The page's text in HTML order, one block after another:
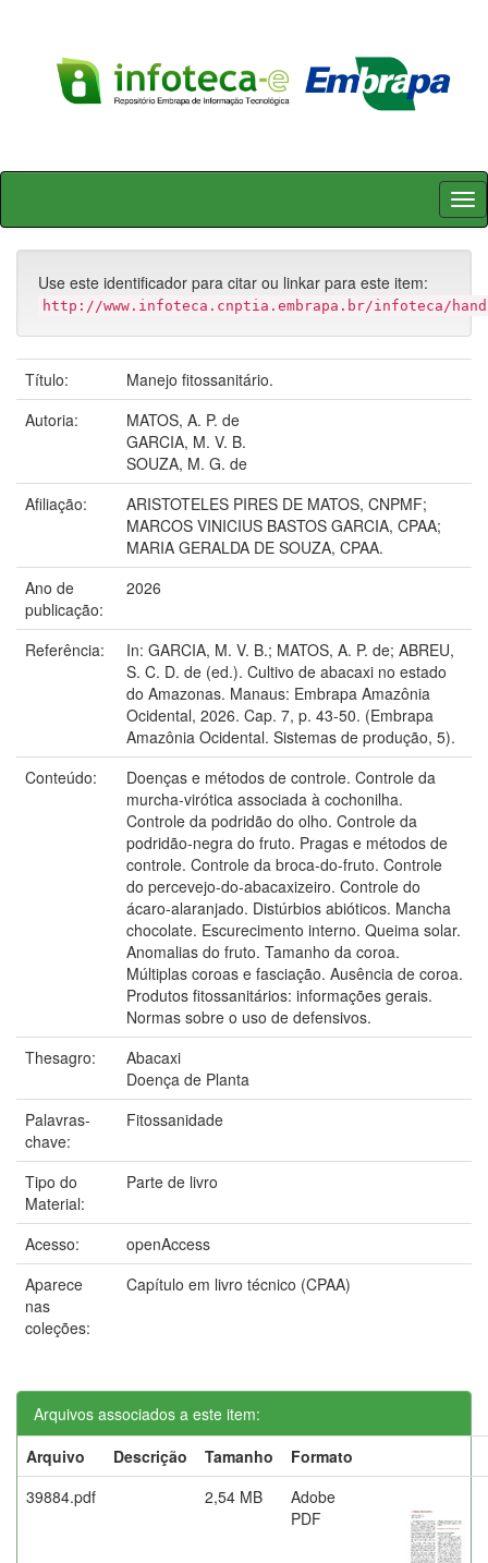
Skip
Use este identificador para citar ou linkar para este item:
http://www.infoteca.cnptia.embrapa.br/infoteca/
Título:
Manejo fitossanitário.
Autoria:
MATOS, A. P. de
GARCIA, M. V. B.
SOUZA, M. G. de
Afiliação:
ARISTOTELES PIRES DE MATOS, CNPMF;
MARCOS VINICIUS BASTOS GARCIA, CPAA;
MARIA GERALDA DE SOUZA, CPAA.
Ano de
publicação:
2026
Referência:
In: GARCIA, M. V. B.; MATOS, A. P. de; ABREU,
S. C. D. de (ed.). Cultivo de abacaxi no estado
do Amazonas. Manaus: Embrapa Amazônia
Ocidental, 2026. Cap. 7, p. 43-50. (Embrapa
Amazônia Ocidental. Sistemas de produção, 5).
Conteúdo:
Doenças e métodos de controle. Controle da
murcha-virótica associada à cochonilha.
Controle da podridão do olho. Controle da
podridão-negra do fruto. Pragas e métodos de
controle. Controle da broca-do-fruto. Controle
do percevejo-do-abacaxizeiro. Controle do
ácaro-alaranjado. Distúrbios abióticos. Mancha
chocolate. Escurecimento interno. Queima solar.
Anomalias do fruto. Tamanho da coroa.
Múltiplas coroas e fasciação. Ausência de coroa.
Produtos fitossanitários: informações gerais.
Normas sobre o uso de defensivos.
Thesagro:
Abacaxi
Doença de Planta
Palavras-
chave:
Fitossanidade
Tipo do
Material:
Parte de livro
Acesso:
openAccess
Aparece
nas
coleções:
Capítulo em livro técnico (CPAA)
Arquivos associados a este item:
Arquivo
Descrição Tamanho
Formato
39884.pdf
2,54 MB
Adobe
PDF